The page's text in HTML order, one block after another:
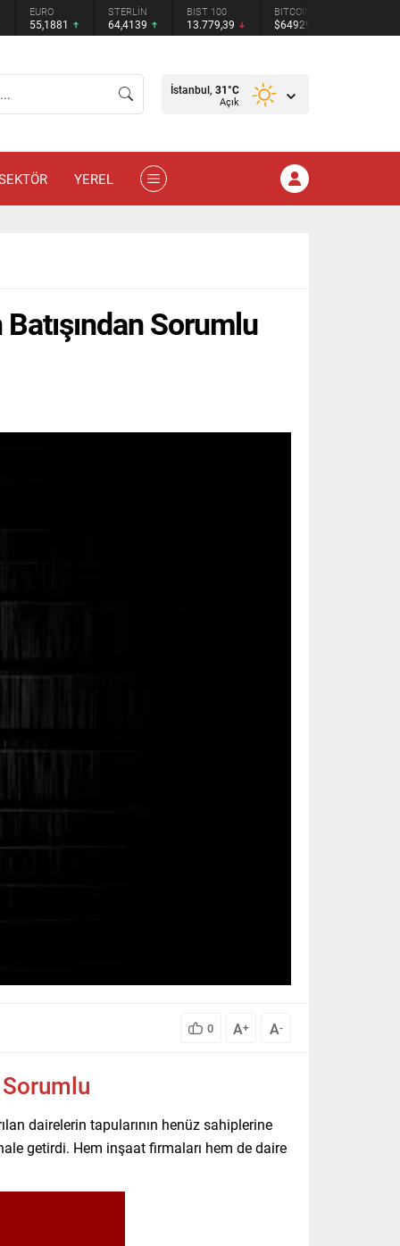
STERLİN
64,4139
BIST 100
13.779,39
BITCOIN
$64929
ETHEREUM
$1914.09
İstanbul, 31°C
Açık
YEREL
Sorumlu
0 A+ A-
dairelerin tapularının henüz sahiplerine
getirdi. Hem inşaat firmaları hem de daire